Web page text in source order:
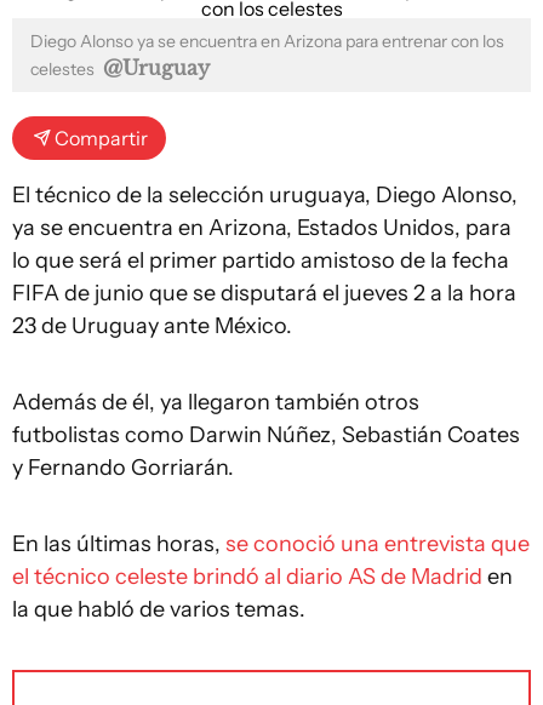
Diego Alonso ya se encuentra en Arizona para entrenar con los
celestes @Uruguay
Compartir
El técnico de la selección uruguaya, Diego Alonso,
ya se encuentra en Arizona, Estados Unidos, para
lo que será el primer partido amistoso de la fecha
FIFA de junio que se disputará el jueves 2 a la hora
23 de Uruguay ante México.
Además de él, ya llegaron también otros
futbolistas como Darwin Núñez, Sebastián Coates
y Fernando Gorriarán.
En las últimas horas, se conoció una entrevista que
el técnico celeste brindó al diario AS de Madrid en
la que habló de varios temas.